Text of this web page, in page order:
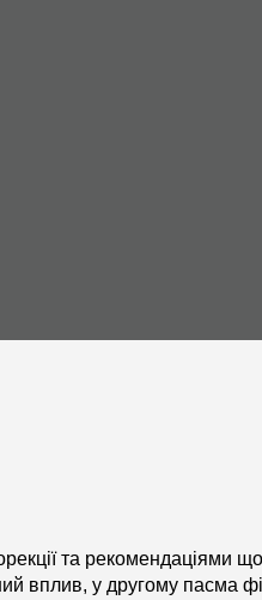
та рекомендаціями
вплив, у другому пасма